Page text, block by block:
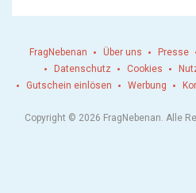
FragNebenan Über uns Presse
Datenschutz
Cookies
Gutschein einlösen
Werbung
Copyright © 2026 FragNebenan. Alle